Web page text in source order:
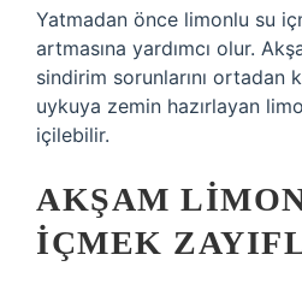
Yatmadan önce limonlu su
artmasına yardımcı olur.
sindirim sorunlarını ortadan
uykuya zemin hazırlayan
içilebilir.
AKŞAM
IÇMEK